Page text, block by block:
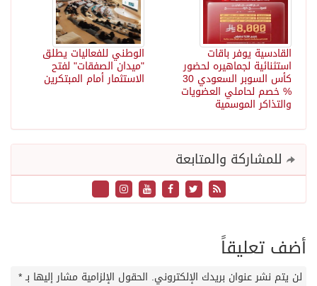
الوطني للفعاليات يطلق
"ميدان الصفقات" لفتح
الاستثمار أمام المبتكرين
القادسية يوفر باقات
استثنائية لجماهيره لحضور
كأس السوبر السعودي 30
% خصم لحاملي العضويات
والتذاكر الموسمية
للمشاركة والمتابعة
أضف تعليقاً
لن يتم نشر عنوان بريدك الإلكتروني. الحقول الإلزامية مشار إليها بـ*